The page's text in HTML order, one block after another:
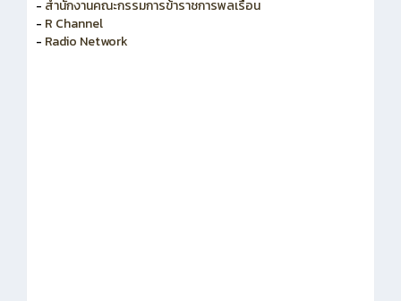
- สำนักงานคณะกรรมการพัฒนาระบบราชการ
- สำนักงานคณะกรรมการข้าราชการพลเรือน
- R Channel